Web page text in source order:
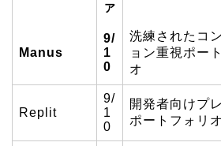
ア
Manus
9/
1
0
洗練されたコ
ョン重視ポー
オ
Replit
9/
1
0
開発者向けプ
ポートフォリオ